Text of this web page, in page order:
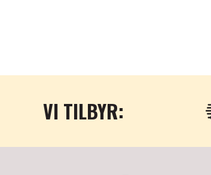
VI TILBYR: